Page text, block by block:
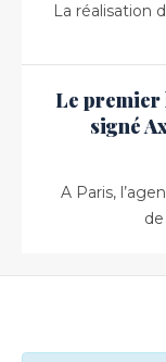
La réalisation
Le premier
signé
A Paris,